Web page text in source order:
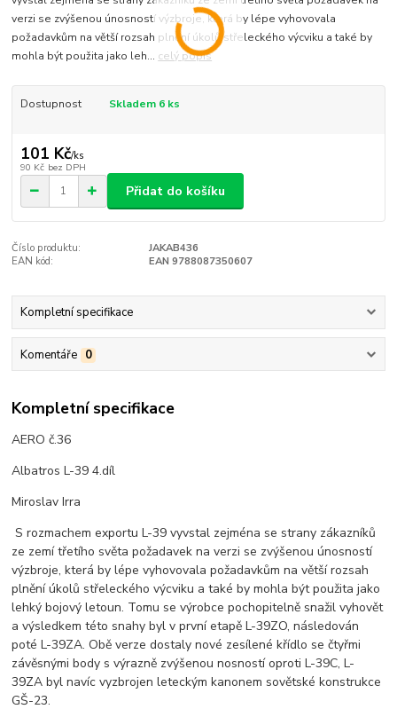
verzi se zvýšenou únosností výzbroje, která by lépe vyhovovala
požadavkům na větší rozsah plnění úkolů střeleckého výcviku a také by
mohla být použita jako leh... celý popis
Dostupnost Skladem 6 ks
101 Kč/ks
90 Kč bez DPH
Přidat do košíku
Číslo produktu:
JAKAB436
EAN kód:
EAN 9788087350607
Kompletní specifikace
Komentáře 0
Kompletní specifikace
AERO č.36
Albatros L-39 4.díl
Miroslav Irra
S rozmachem exportu L-39 vyvstal zejména se strany zákazníků
ze zemí třetího světa požadavek na verzi se zvýšenou únosností
výzbroje, která by lépe vyhovovala požadavkům na větší rozsah
plnění úkolů střeleckého výcviku a také by mohla být použita jako
lehký bojový letoun. Tomu se výrobce pochopitelně snažil vyhovět
a výsledkem této snahy byl v první etapě L-39ZO, následován
poté L-39ZA. Obě verze dostaly nové zesílené křídlo se čtyřmi
závěsnými body s výrazně zvýšenou nosností oproti L-39C, L-
39ZA byl navíc vyzbrojen leteckým kanonem sovětské konstrukce
GŠ-23.